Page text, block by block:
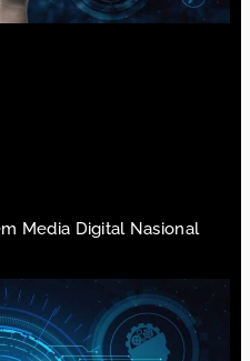
Media Digital Nasional